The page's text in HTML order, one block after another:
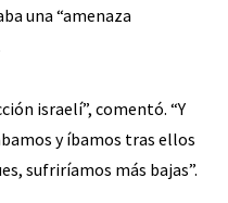
una “amenaza
israelí”, comentó. “Y
y íbamos tras ellos
sufriríamos más bajas”.